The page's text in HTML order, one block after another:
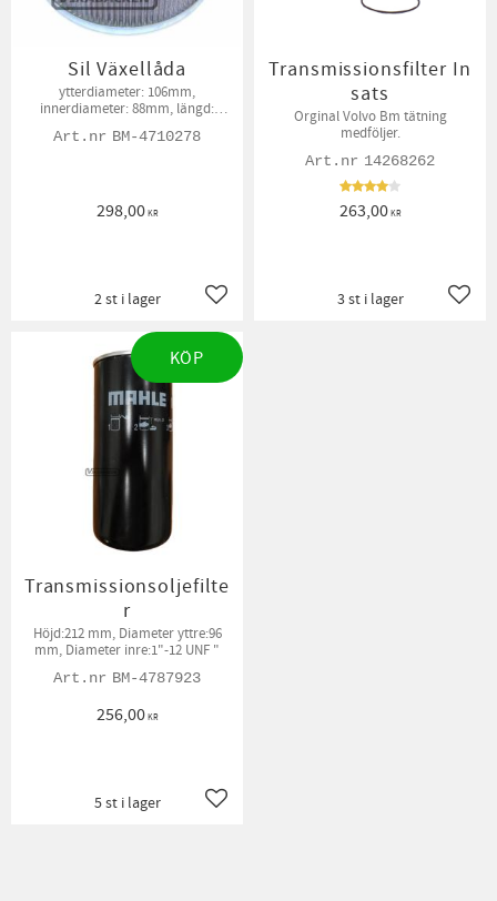
Sil Växellåda
ytterdiameter: 106mm,
innerdiameter: 88mm, längd:
BM-4710278
298,00KR
Lägg till i favoriter
2 st i lager
Transmissionsfilter In
sats
Orginal Volvo Bm tätning
medföljer.
14268262
263,00KR
3 st i lager
Transmissionsoljefilte
r
Höjd:212 mm, Diameter yttre:96
mm, Diameter inre:1"-12 UNF "
BM-4787923
256,00KR
Lägg till i favoriter
5 st i lager
KÖP